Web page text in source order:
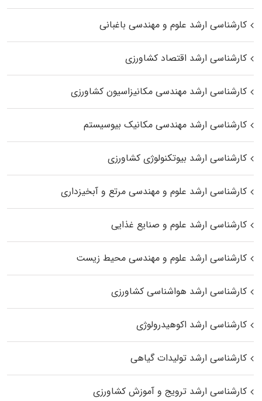
کارشناسی ارشد علوم و مهندسی باغبانی
کارشناسی ارشد اقتصاد کشاورزی
کارشناسی ارشد مهندسی مکانیزاسیون کشاورزی
کارشناسی ارشد مهندسی مکانیک بیوسیستم
کارشناسی ارشد بیوتکنولوژی کشاورزی
کارشناسی ارشد علوم و مهندسی مرتع و آبخیزداری
کارشناسی ارشد علوم و صنایع غذایی
کارشناسی ارشد علوم و مهندسی محیط زیست
کارشناسی ارشد هواشناسی کشاورزی
کارشناسی ارشد اکوهیدرولوژی
کارشناسی ارشد تولیدات گیاهی
کارشناسی ارشد ترویج و آموزش کشاورزی